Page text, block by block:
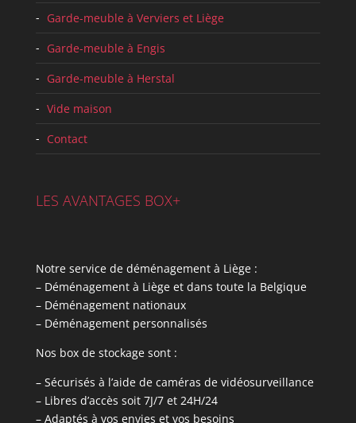
Garde-meuble à Verviers et Liège
Garde-meuble à Engis
Garde-meuble à Herstal
Vide maison
Contact
LES AVANTAGES BOX+
Notre service de déménagement à Liège :
– Déménagement à Liège et dans toute la Belgique
– Déménagement nationaux
– Déménagement personnalisés
Nos box de stockage sont :
– Sécurisés à l’aide de caméras de vidéosurveillance
– Libres d’accès soit 7J/7 et 24H/24
– Adaptés à vos envies et vos besoins